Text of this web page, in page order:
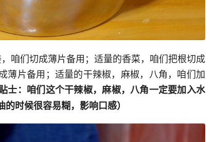
咱们切成薄片备用；适量的香菜，咱们把根切成
薄片备用；适量的干辣椒，麻椒，八角，咱们加
贴士：咱们这个干辣椒，麻椒，八角一定要加入水
时候很容易糊，影响口感）